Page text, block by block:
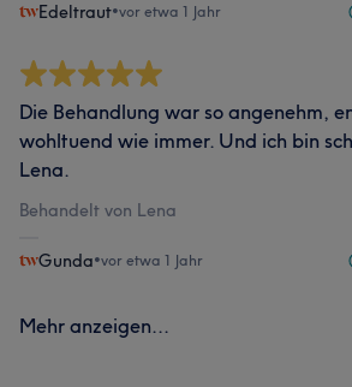
Edeltraut•vor etwa 1 Jahr
Die Behandlung war so angenehm,
wohltuend wie immer. Und ich bin
Lena.
Behandelt von Lena
Gunda•vor etwa 1 Jahr
Mehr anzeigen...